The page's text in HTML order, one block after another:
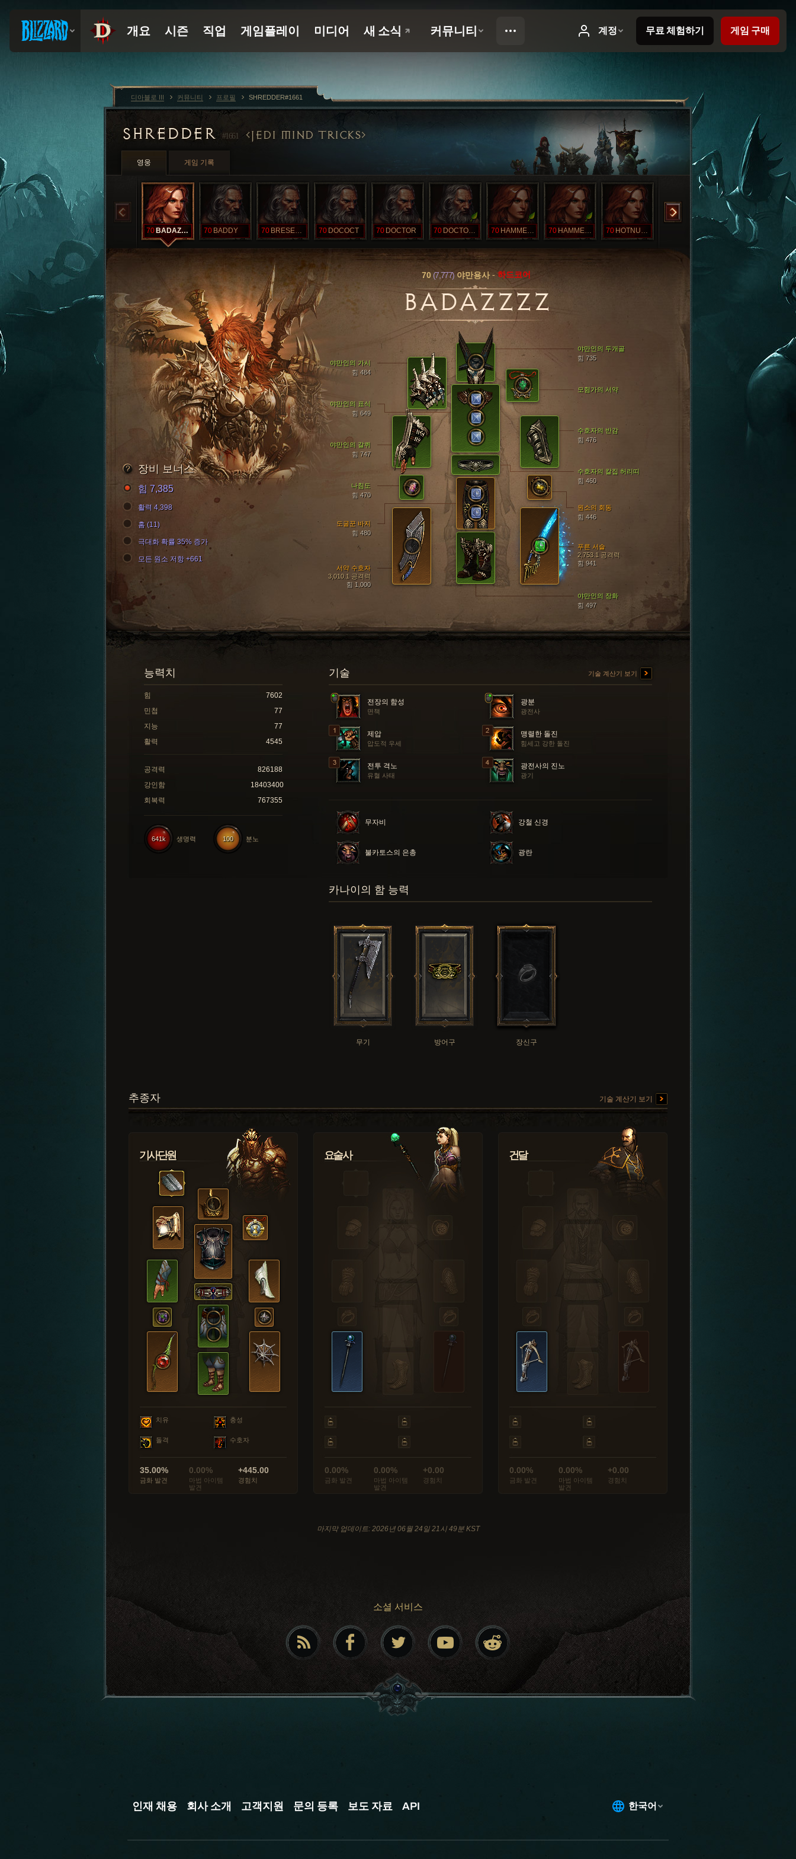
SHREDDER #1661 JEDI MIND TRICKS
영웅 게임 기록
70 BADAZZZZ 70 BADDY 70 BRESERKER 70 DOCOCT 70 DOCTOR 70 DOCTORBOB 70 HAMMERCHIC 70 HAMMERIT 70 HOTNURSE 70 HUNTRESSTO
70 (7,777) 야만용사 - 하드코어
BADAZZZZ
야만인의 두개골
힘 735
야만인의 표식
힘 649
야만인의 장화
힘 497
야만인의 갈퀴
힘 747
야만인의 가시
힘 484
도굴꾼 바지
힘 480
수호자의 반감
힘 476
서약 수호자
3,010.1 공격력
힘 1,000
푸른 서슬
2,753.1 공격력
힘 941
수호자의 칼집 허리띠
힘 460
원소의 회동
힘 446
나침도
힘 470
모험가의 서약
장비 보너스
힘 7,385
활력 4,398
홈 (11)
극대화 확률 35% 증가
모든 원소 저항 +661
기술 기술 계산기 보기
전장의 함성
면책
광분
광전사
제압
압도적 우세
맹렬한 돌진
힘세고 강한 돌진
전투 격노
유혈 사태
광전사의 진노
광기
무자비 강철 신경
불카토스의 은총 광란
능력치
힘
7602
민첩
77
지능
77
활력
4545
공격력
826188
강인함
18403400
회복력
767355
100 분노
641k 생명력
카나이의 함 능력
무기 방어구 장신구
추종자 기술 계산기 보기
기사단원
치유 충성
돌격 수호자
35.00%
금화 발견
0.00%
마법 아이템
발견
+445.00
경험치
요술사
0.00%
금화 발견
0.00%
마법 아이템
발견
+0.00
경험치
건달
0.00%
금화 발견
0.00%
마법 아이템
발견
+0.00
경험치
마지막 업데이트: 2026년 06월 24일 21시 49분 KST
소셜 서비스
디아블로 III 커뮤니티 프로필 SHREDDER#1661